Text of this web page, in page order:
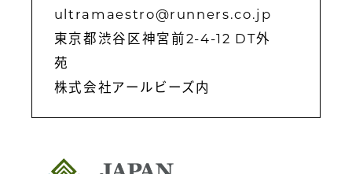
お問い合わせ
ultramaestro@runners.co.jp
東京都渋谷区神宮前2-4-12 DT外
苑
株式会社アールビーズ内